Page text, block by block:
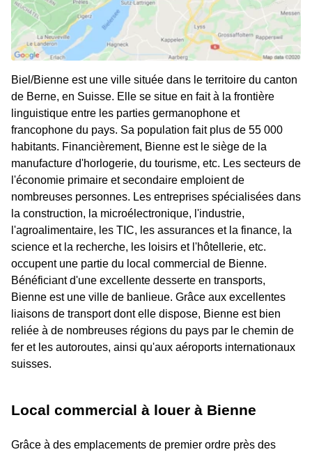
Biel/Bienne est une ville située dans le territoire du canton
de Berne, en Suisse. Elle se situe en fait à la frontière
linguistique entre les parties germanophone et
francophone du pays. Sa population fait plus de 55 000
habitants. Financièrement, Bienne est le siège de la
manufacture d'horlogerie, du tourisme, etc. Les secteurs de
l'économie primaire et secondaire emploient de
nombreuses personnes. Les entreprises spécialisées dans
la construction, la microélectronique, l'industrie,
l'agroalimentaire, les TIC, les assurances et la finance, la
science et la recherche, les loisirs et l'hôtellerie, etc.
occupent une partie du local commercial de Bienne.
Bénéficiant d'une excellente desserte en transports,
Bienne est une ville de banlieue. Grâce aux excellentes
liaisons de transport dont elle dispose, Bienne est bien
reliée à de nombreuses régions du pays par le chemin de
fer et les autoroutes, ainsi qu'aux aéroports internationaux
suisses.
Local commercial à louer à Bienne
Grâce à des emplacements de premier ordre près des